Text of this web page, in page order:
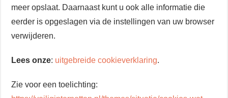
meer opslaat. Daarnaast kunt u ook alle informatie die
eerder is opgeslagen via de instellingen van uw browser
verwijderen.
Lees onze: uitgebreide cookieverklaring.
Zie voor een toelichting: